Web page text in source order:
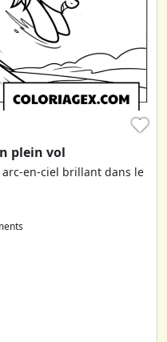
♥
plein vol
arc-en-ciel brillant dans le